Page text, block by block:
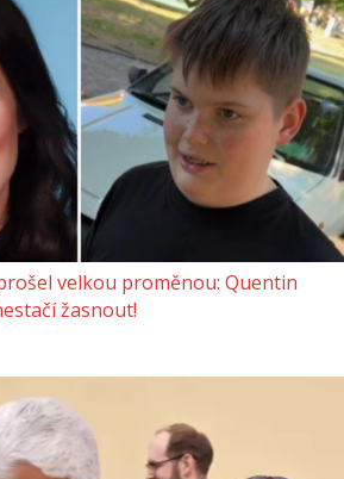
velkou proměnou: Quentin
žasnout!